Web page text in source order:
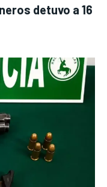
detuvo a 16